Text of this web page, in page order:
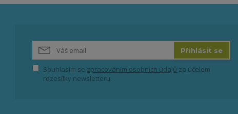
Přihlásit se
Souhlasím se zpracováním osobních údajů za účelem
rozesílky newsletteru.